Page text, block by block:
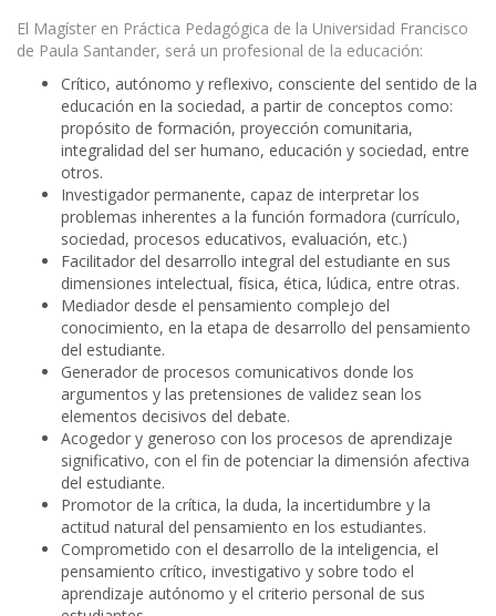
El Magíster en Práctica Pedagógica de la Universidad Francisco
de Paula Santander, será un profesional de la educación:
Crítico, autónomo y reflexivo, consciente del sentido de la
educación en la sociedad, a partir de conceptos como:
propósito de formación, proyección comunitaria,
integralidad del ser humano, educación y sociedad, entre
otros.
Investigador permanente, capaz de interpretar los
problemas inherentes a la función formadora (currículo,
sociedad, procesos educativos, evaluación, etc.)
Facilitador del desarrollo integral del estudiante en sus
dimensiones intelectual, física, ética, lúdica, entre otras.
Mediador desde el pensamiento complejo del
conocimiento, en la etapa de desarrollo del pensamiento
del estudiante.
Generador de procesos comunicativos donde los
argumentos y las pretensiones de validez sean los
elementos decisivos del debate.
Acogedor y generoso con los procesos de aprendizaje
significativo, con el fin de potenciar la dimensión afectiva
del estudiante.
Promotor de la crítica, la duda, la incertidumbre y la
actitud natural del pensamiento en los estudiantes.
Comprometido con el desarrollo de la inteligencia, el
pensamiento crítico, investigativo y sobre todo el
aprendizaje autónomo y el criterio personal de sus